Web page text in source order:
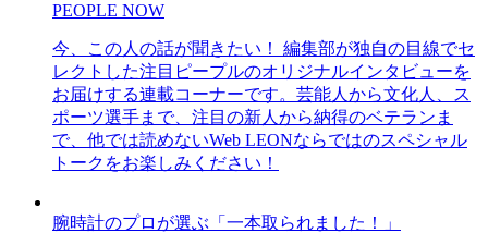
PEOPLE NOW
今、この人の話が聞きたい！ 編集部が独自の目線でセ
レクトした注目ピープルのオリジナルインタビューを
お届けする連載コーナーです。芸能人から文化人、ス
ポーツ選手まで、注目の新人から納得のベテランま
で、他では読めないWeb LEONならではのスペシャル
トークをお楽しみください！
腕時計のプロが選ぶ「一本取られました！」